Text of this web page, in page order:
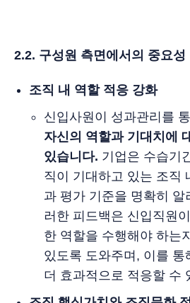
2.2. 구성원 측면에서의 중요성
조직 내 역할 적응 강화
신입사원이 성과관리를
자신의 역할과 기대치에
있습니다. 기업은 수습기
직이 기대하고 있는 조직
과 평가 기준을 명확히 알
러한 피드백은 신입직원
한 역할을 수행해야 하는
있도록 도와주며, 이를 통
더 효과적으로 적응할 수